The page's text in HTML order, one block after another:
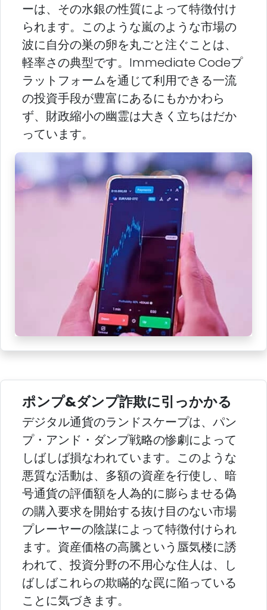
ーは、その水銀の性質によって特徴付け
られます。このような嵐のような市場の
波に自分の巣の卵を丸ごと注ぐことは、
軽率さの典型です。Immediate Codeプ
ラットフォームを通じて利用できる一流
の投資手段が豊富にあるにもかかわら
ず、財政縮小の幽霊は大きく立ちはだか
っています。
ポンプ&ダンプ詐欺に引っかかる
デジタル通貨のランドスケープは、パン
プ・アンド・ダンプ戦略の惨劇によって
しばしば損なわれています。このような
悪質な活動は、多額の資産を行使し、暗
号通貨の評価額を人為的に膨らませる偽
の購入要求を開始する抜け目のない市場
プレーヤーの陰謀によって特徴付けられ
ます。資産価格の高騰という蜃気楼に誘
われて、投資分野の不用心な住人は、し
ばしばこれらの欺瞞的な罠に陥っている
ことに気づきます。